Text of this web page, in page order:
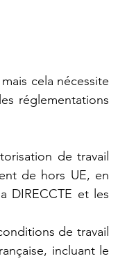
cela nécessite
réglementations
de travail
de hors UE, en
DIRECCTE et les
de travail
incluant le